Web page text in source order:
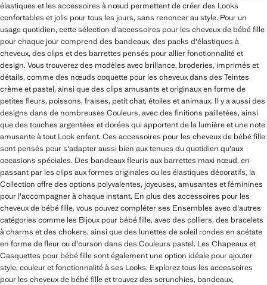
élastiques et les accessoires à nœud permettent de créer des Looks
confortables et jolis pour tous les jours, sans renoncer au style. Pour un
usage quotidien, cette sélection d'accessoires pour les cheveux de bébé fille
pour chaque jour comprend des bandeaux, des packs d'élastiques à
cheveux, des clips et des barrettes pensés pour allier fonctionnalité et
design. Vous trouverez des modèles avec brillance, broderies, imprimés et
détails, comme des nœuds coquette pour les cheveux dans des Teintes
crème et pastel, ainsi que des clips amusants et originaux en forme de
petites fleurs, poissons, fraises, petit chat, étoiles et animaux. Il y a aussi des
designs dans de nombreuses Couleurs, avec des finitions pailletées, ainsi
que des touches argentées et dorées qui apportent de la lumière et une note
amusante à tout Look enfant. Ces accessoires pour les cheveux de bébé fille
sont pensés pour s'adapter aussi bien aux tenues du quotidien qu'aux
occasions spéciales. Des bandeaux fleuris aux barrettes maxi nœud, en
passant par les clips aux formes originales ou les élastiques décoratifs, la
Collection offre des options polyvalentes, joyeuses, amusantes et féminines
pour l'accompagner à chaque instant. En plus des accessoires pour les
cheveux de bébé fille, vous pouvez compléter ses Ensembles avec d'autres
catégories comme les Bijoux pour bébé fille, avec des colliers, des bracelets
à charms et des chokers, ainsi que des lunettes de soleil rondes en acétate
en forme de fleur ou d'ourson dans des Couleurs pastel. Les Chapeaux et
Casquettes pour bébé fille sont également une option idéale pour ajouter
style, couleur et fonctionnalité à ses Looks. Explorez tous les accessoires
pour les cheveux de bébé fille et trouvez des scrunchies, bandeaux,